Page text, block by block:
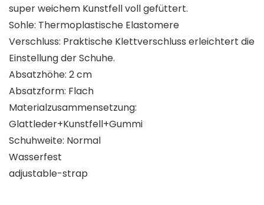
super weichem Kunstfell voll gefüttert.
Sohle: Thermoplastische Elastomere
Verschluss: Praktische Klettverschluss erleichtert die
Einstellung der Schuhe.
Absatzhöhe: 2 cm
Absatzform: Flach
Materialzusammensetzung:
Glattleder+Kunstfell+Gummi
Schuhweite: Normal
Wasserfest
adjustable-strap